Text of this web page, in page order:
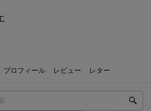
プロフィール レビュー レター